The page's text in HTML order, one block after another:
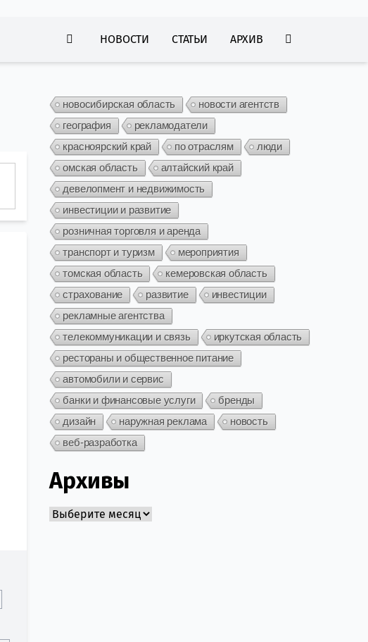
НОВОСТИ СТАТЬИ АРХИВ
новосибирская область
новости агентств
география
рекламодатели
красноярский край
по отраслям
люди
омская область
алтайский край
девелопмент и недвижимость
инвестиции и развитие
розничная торговля и аренда
транспорт и туризм
мероприятия
томская область
кемеровская область
страхование
развитие
инвестиции
рекламные агентства
телекоммуникации и связь
иркутская область
рестораны и общественное питание
автомобили и сервис
банки и финансовые услуги
бренды
дизайн
наружная реклама
новость
веб-разработка
Архивы
Архивы